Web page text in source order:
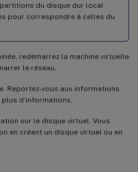
du disque dur local
pour correspondre à celles du
redémarrez la machine virtuelle
le réseau.
Reportez-vous aux informations
d’informations.
sur le disque virtuel. Vous
en créant un disque virtuel ou en